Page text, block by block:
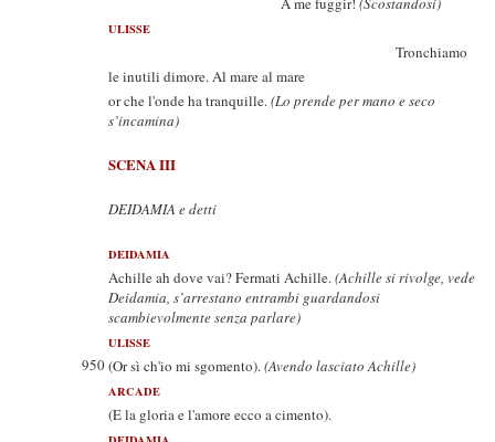
ULISSE
Tronchiamo
le inutili dimore. Al mare al mare
or che l'onde ha tranquille.(Lo prende per mano e seco
s’incamina)
SCENA III
DEIDAMIA e detti
DEIDAMIA
Achille ah dove vai? Fermati Achille.(Achille si rivolge, vede
Deidamia, s’arrestano entrambi guardandosi
scambievolmente senza parlare)
ULISSE
950(Or sì ch'io mi sgomento).(Avendo lasciato Achille)
ARCADE
(E la gloria e l'amore ecco a cimento).